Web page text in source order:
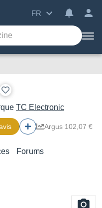
FR
TC Electronic
Argus 102,07 €
Forums